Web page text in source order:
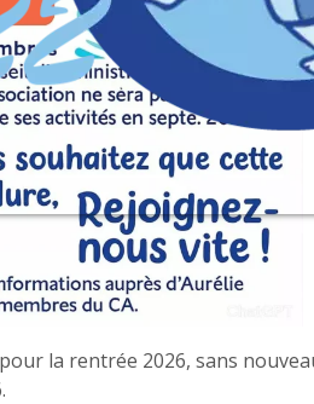
la rentrée 2026, sans